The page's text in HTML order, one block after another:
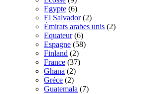
Egypte (6)
El Salvador (2)
Émirats arabes unis (2)
Equateur (6)
Espagne (58)
Finland (2)
France (37)
Ghana (2)
Gréce (2)
Guatemala (7)